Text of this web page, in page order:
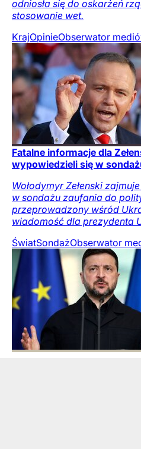
odniosła się do oskarżeń
stosowanie wet.
KrajOpinieObserwator
Fatalne informacje dla
wypowiedzieli się w
Wołodymyr Zełenski
w sondażu zaufania do
przeprowadzony wśród
wiadomość dla prezydenta
ŚwiatSondażObserwator